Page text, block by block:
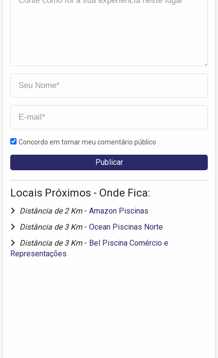
Concordo em tornar meu comentário público
Locais Próximos - Onde Fica:
Distância de 2 Km - Amazon Piscinas
Distância de 3 Km - Ocean Piscinas Norte
Distância de 3 Km - Bel Piscina Comércio e
Representações